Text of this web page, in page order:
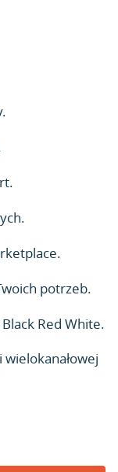
potrzeb.
Red White.
wielokanałowej